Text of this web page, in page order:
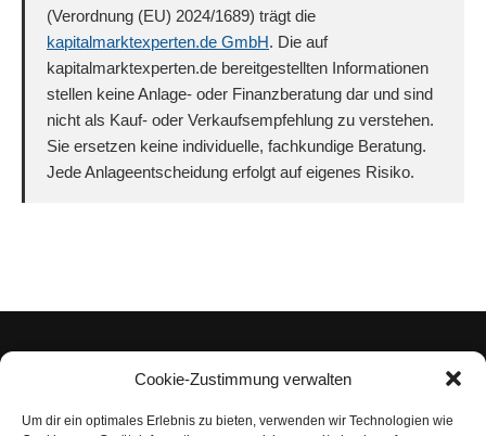
Cookie-Zustimmung verwalten
Um dir ein optimales Erlebnis zu bieten, verwenden wir Technologien wie
(Verordnung (EU) 2024/1689) trägt die
kapitalmarktexperten.de GmbH. Die auf
kapitalmarktexperten.de bereitgestellten Informationen
stellen keine Anlage- oder Finanzberatung dar und sind
nicht als Kauf- oder Verkaufsempfehlung zu verstehen.
Sie ersetzen keine individuelle, fachkundige Beratung.
Jede Anlageentscheidung erfolgt auf eigenes Risiko.
Impressum